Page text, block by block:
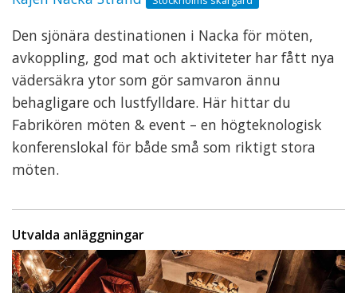
Den sjönära destinationen i Nacka för möten,
avkoppling, god mat och aktiviteter har fått nya
vädersäkra ytor som gör samvaron ännu
behagligare och lustfylldare. Här hittar du
Fabrikören möten & event – en högteknologisk
konferenslokal för både små som riktigt stora
möten.
Utvalda anläggningar